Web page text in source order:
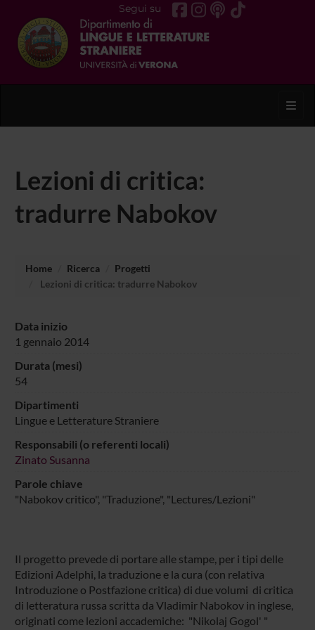
Segui su
Lezioni di critica:
tradurre Nabokov
Home Ricerca
Progetti
Lezioni di critica: tradurre Nabokov
Data inizio
1 gennaio 2014
Durata (mesi)
54
Dipartimenti
Lingue e Letterature Straniere
Responsabili (o referenti locali)
Zinato Susanna
Parole chiave
"Nabokov critico", "Traduzione", "Lectures/Lezioni"
Il progetto prevede di portare alle stampe, per i tipi delle
Edizioni Adelphi, la traduzione e la cura (con relativa
Introduzione o Postfazione critica) di due volumi di critica
di letteratura russa scritta da Vladimir Nabokov in inglese,
originati come lezioni accademiche: "Nikolaj Gogol' "